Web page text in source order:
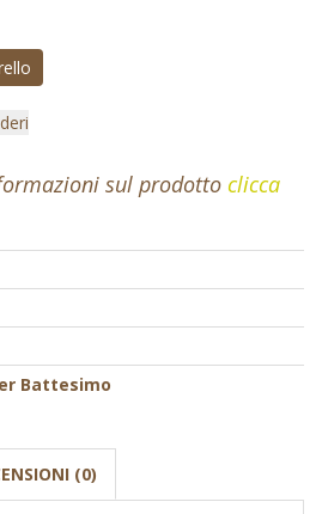
sul prodotto clicca
Battesimo
(0)